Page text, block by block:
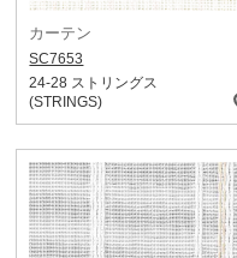
カーテン
SC7653
24-28 ストリングス
(STRINGS)